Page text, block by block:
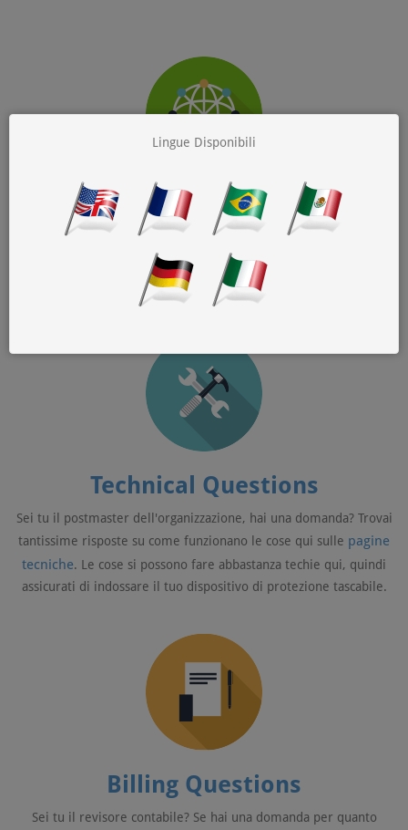
General Questions
Se il tuo indirizzo email è protetto da MX Guarddog, ma tu non sei
il postmaster, troverai le domande più rilevanti nella
generale.
Technical Questions
Sei tu il postmaster dell'organizzazione, hai una domanda? Trovai
tantissime risposte su come funzionano le cose qui sulle pagine
tecniche. Le cose si possono fare abbastanza techie qui, quindi
assicurati di indossare il tuo dispositivo di protezione tascabile.
Billing Questions
Sei tu il revisore contabile? Se hai una domanda per quanto
Lingue Disponibili